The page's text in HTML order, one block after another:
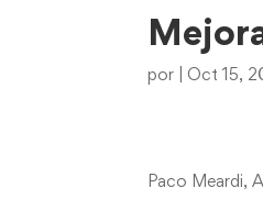
por Oct 15,
Paco Meardi,